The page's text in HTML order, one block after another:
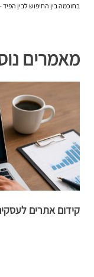
בחוכמה בין החיפוש לבין
מאמרים
קידום אתרים